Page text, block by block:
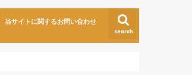
search
当サイトに関するお問い合わせ